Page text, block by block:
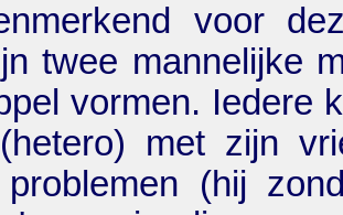
voor
twee mannelijke
vormen. Iedere
met zijn
(hij